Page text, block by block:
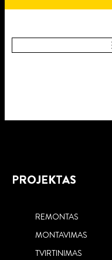
PROJEKTAS
REMONTAS
MONTAVIMAS
TVIRTINIMAS